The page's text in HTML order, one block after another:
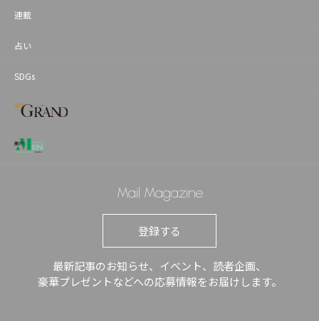
連載
占い
SDGs
Mail Magazine
登録する
最新記事のお知らせ、イベント、読者企画、
豪華プレゼントなどへの応募情報をお届けします。